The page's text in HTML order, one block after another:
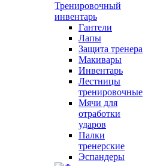
Тренировочный
инвентарь
Гантели
Лапы
Защита тренера
Макивары
Инвентарь
Лестницы
тренировочные
Мячи для
отработки
ударов
Палки
тренерские
Эспандеры